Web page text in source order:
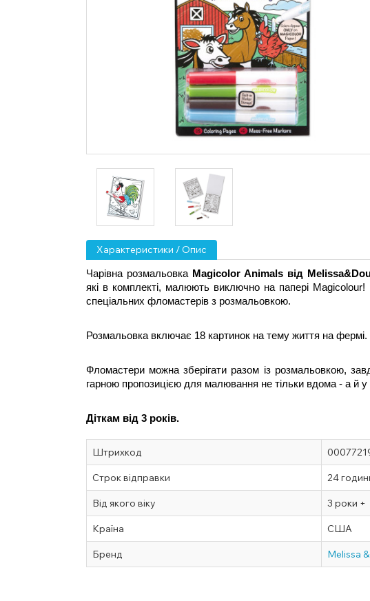
Характеристики / Опис
Чарівна розмальовка Magicolor Animals від
які в комплекті, малюють виключно на папері Magicolour!
спеціальних фломастерів з розмальовкою.
Розмальовка включає 18 картинок на тему життя на фермі.
Фломастери можна зберігати разом із розмальовкою,
гарною пропозицією для малювання не тільки вдома - а й у
Діткам від 3 років.
Штрихкод
Строк відправки 24
Від якого віку 3 роки +
Країна США
Бренд Melissa